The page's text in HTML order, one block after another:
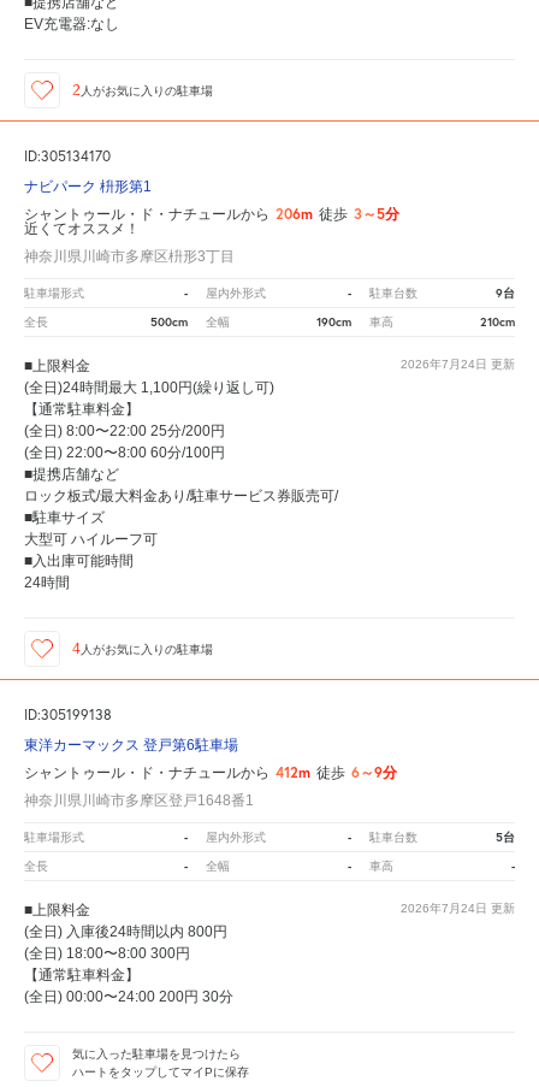
EV充電器:なし
2 人がお気に入りの駐車場
ID:305134170
ナビパーク 枡形第1
シャントゥール・ド・ナチュールから 206m 徒歩 3～5分
近くてオススメ！
神奈川県川崎市多摩区枡形3丁目
駐車場形式 - 屋内外形式 - 駐車台数 9台
全長 500cm 全幅 190cm 車高 210cm
2026年7月24日 更新
■上限料金
(全日)24時間最大 1,100円(繰り返し可)
【通常駐車料金】
(全日) 8:00〜22:00 25分/200円
(全日) 22:00〜8:00 60分/100円
■提携店舗など
ロック板式/最大料金あり/駐車サービス券販売可/
■駐車サイズ
大型可 ハイルーフ可
■入出庫可能時間
24時間
4 人がお気に入りの駐車場
ID:305199138
東洋カーマックス 登戸第6駐車場
シャントゥール・ド・ナチュールから 412m 徒歩 6～9分
神奈川県川崎市多摩区登戸1648番1
駐車場形式 - 屋内外形式 - 駐車台数 5台
全長 - 全幅 - 車高 -
2026年7月24日 更新
■上限料金
(全日) 入庫後24時間以内 800円
(全日) 18:00〜8:00 300円
【通常駐車料金】
(全日) 00:00〜24:00 200円 30分
気に入った駐車場を見つけたら
ハートをタップしてマイPに保存